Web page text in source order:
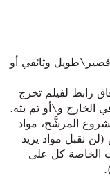
وثائقي أو
رابط لفيلم تخرج
الخارج و\أو تم بثه.
المرشَّح، مواد
(لن نقبل مواد يزيد
الخاصة كل على